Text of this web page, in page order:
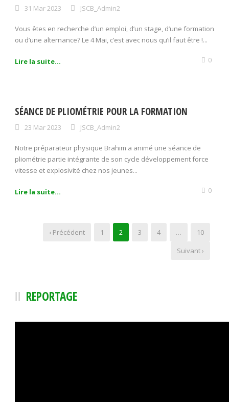
31 Mar 2023 JSCB_Admin2
Vous êtes en recherche d’un emploi, d’un stage, d’une formation
ou d’une alternance? Le 4 Mai, c’est avec nous qu’il faut être !...
Lire la suite... 0
SÉANCE DE PLIOMÉTRIE POUR LA FORMATION
23 Mar 2023 JSCB_Admin2
Notre préparateur physique Brahim a animé une séance de
pliométrie partie intégrante de son cycle développement force
vitesse et explosivité chez nos jeunes...
Lire la suite... 0
‹ Précédent 1 2 3 4 …
10
Suivant ›
REPORTAGE